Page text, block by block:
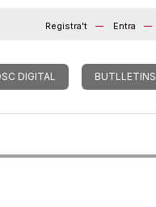
Registra't Entra
DIGITAL BUTLLETINS